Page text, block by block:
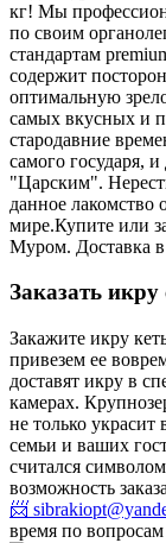
кг! Мы
по своим
стандартам
содержит
оптимальную
самых вкусных и
стародавние
самого государя,
"Царским".
данное лакомство
мире.Купите или
Муром. Доставка в
Заказать икру
Закажите икру
привезем ее
доставят икру в
камерах.
не только
семьи и ваших
считался
возможность
📨
время по